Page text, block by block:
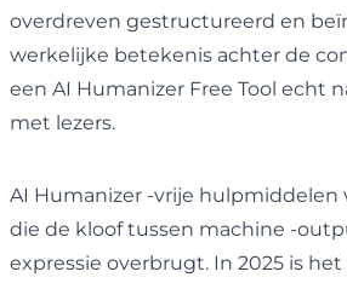
overdreven gestructureerd en
werkelijke betekenis achter de
een AI Humanizer Free Tool echt
met lezers.
AI Humanizer -vrije
die de kloof tussen machine -
expressie overbrugt. In 2025 is